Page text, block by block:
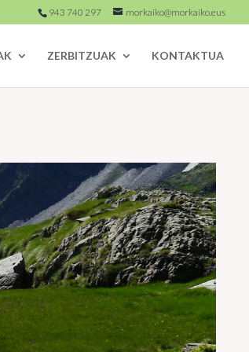
943 740 297 morkaiko@morkaiko.eus
ZERBITZUAK KONTAKTUA